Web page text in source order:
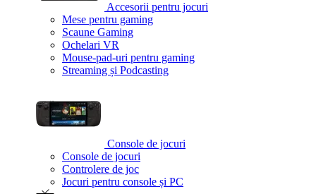
Accesorii pentru jocuri
Mese pentru gaming
Scaune Gaming
Ochelari VR
Mouse-pad-uri pentru gaming
Streaming și Podcasting
Console de jocuri
Console de jocuri
Controlere de joc
Jocuri pentru console și PC